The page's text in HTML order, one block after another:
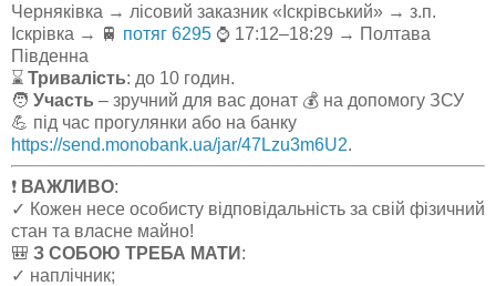
Черняківка → лісовий заказник «Іскрівський» → з.п.
Іскрівка → 🚆 потяг 6295 ⌚ 17:12–18:29 → Полтава
Південна
⌛ Тривалість: до 10 годин.
🧑 Участь – зручний для вас донат 💰 на допомогу ЗСУ
💪 під час прогулянки або на банку
https://send.monobank.ua/jar/47Lzu3m6U2.
❗️ ВАЖЛИВО:
✓ Кожен несе особисту відповідальність за свій фізичний
стан та власне майно!
🎒 З СОБОЮ ТРЕБА МАТИ :
✓ наплічник;